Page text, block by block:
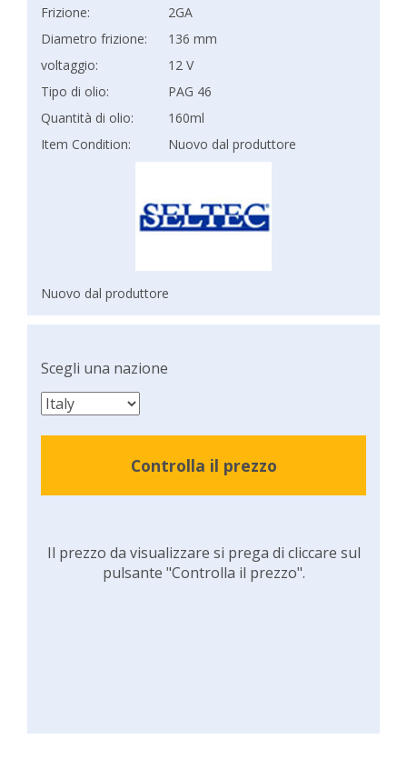
Frizione:
2GA
Diametro frizione:
136 mm
voltaggio:
12 V
Tipo di olio:
PAG 46
Quantità di olio:
160ml
Item Condition:
Nuovo dal produttore
Nuovo dal produttore
Scegli una nazione
Controlla il prezzo
Il prezzo da visualizzare si prega di cliccare sul
pulsante "Controlla il prezzo".